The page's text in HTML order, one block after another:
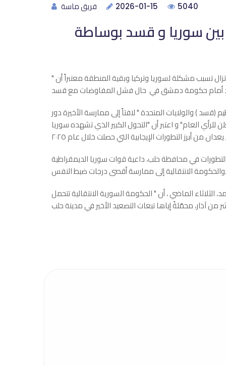
فريق ماسة 2026-01-15 5040
سوريا و قسد بوساطة
تسبب مشكلة لسوريا وتركيا وبقية المنطقة معتبراً أن "
(قسد ) والولايات المتحدة " لافتاً إلى ممارسة الأخيرة دور
العام" و اعتبر أن "التحول الكبير الذي تشهده سوريا
في محافظة حلب، داعية قوات سوريا الديمقراطية
والحكومة الانتقالية إلى ممارسة أقصى درجات ضبط النفس.
الثلاثاء الماضي ، أن " الحكومة السورية الانتقالية تتحمل